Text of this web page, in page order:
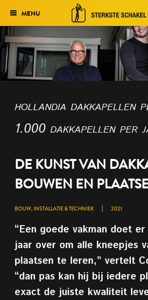
Verkiezing
Publieksprijs
Historie
Genomineerden 2026
Uitslag 2025
MENU
hollandia dakkapellen
1.000 dakkapellen per
DE KUNST VAN
BOUWEN EN
BOUW, INSTALLATIE & TECHNIEK | 2021
“Een goede vakman doet
jaar over om alle kneepjes
plaatsen te leren,” vertelt
“dan pas kan hij bij iedere
exact de juiste kwaliteit